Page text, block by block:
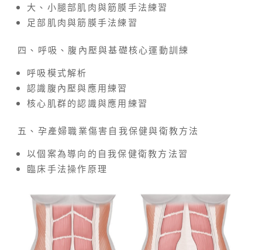
大、小腿部肌肉與筋膜手法練習
足部肌肉與筋膜手法練習
四、呼吸、腹內壓與基礎核心運動訓練
呼吸模式解析
認識腹內壓與應用練習
核心肌群的認識與應用練習
五、孕產婦職業傷害自我保健與衛教方法
以個案為導向的自我保健衛教方法習
臨床手法操作原理